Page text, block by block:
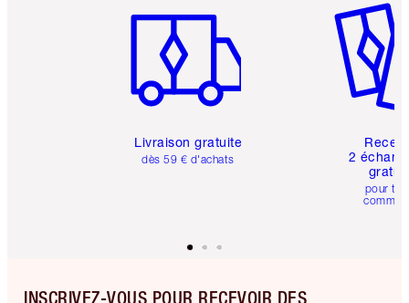
Livraison gratuite
dès 59 € d'achats
2
pour
INSCRIVEZ-VOUS POUR RECEVOIR DES